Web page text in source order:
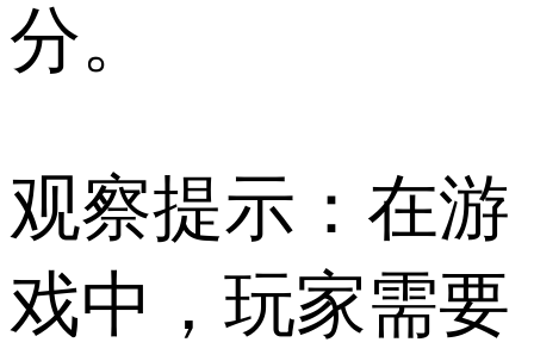
分。
观察提示：在游
戏中，玩家需要